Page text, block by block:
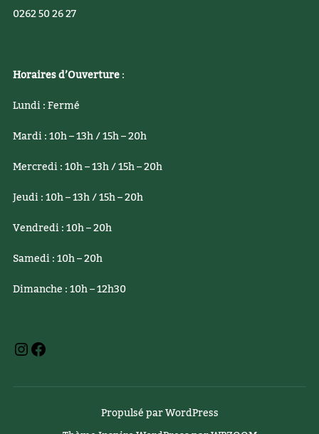
0262 50 26 27
Horaires d’Ouverture:
Lundi : Fermé
Mardi : 10h – 13h / 15h – 20h
Mercredi : 10h – 13h / 15h – 20h
Jeudi : 10h – 13h / 15h – 20h
Vendredi : 10h – 20h
Samedi : 10h – 20h
Dimanche : 10h – 12h30
Instagram
Facebook
Propulsé par WordPress